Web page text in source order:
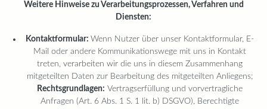
Weitere Hinweise zu Verarbeitungsprozessen, Verfahren und
Diensten:
Kontaktformular: Wenn Nutzer über unser Kontaktformular, E-
Mail oder andere Kommunikationswege mit uns in Kontakt
treten, verarbeiten wir die uns in diesem Zusammenhang
mitgeteilten Daten zur Bearbeitung des mitgeteilten Anliegens;
Rechtsgrundlagen: Vertragserfüllung und vorvertragliche
Anfragen (Art. 6 Abs. 1 S. 1 lit. b) DSGVO), Berechtigte